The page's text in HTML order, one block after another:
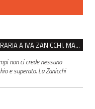
VENTASSO, SÌ ALLA CITTADINANZA ONORARIA A IVA ZANICCHI. MA BARGIACCHI: “È DI PESSIMO GUSTO”
non ci crede nessuno
e superato. La Zanicchi